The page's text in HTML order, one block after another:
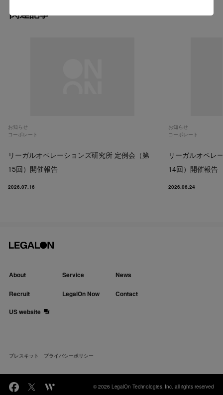
関連記事
お知らせ
コーポレート
リーガルオペレーションズ研究所 定例会（第
15回）開催報告
2026.07.16
お知らせ
コーポレート
リーガルオペレ
14回）開催報告
2026.06.24
About Service News
Recruit LegalOn Now
Contact
US website
プレスキット プライバシーポリシー
© 2026 LegalOn Technologies, Inc. all rights reserved